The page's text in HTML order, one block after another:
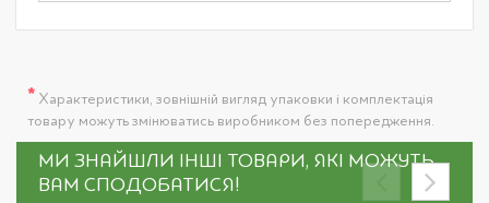
* Характеристики, зовнішній вигляд упаковки і комплектація
товару можуть змінюватись виробником без попередження.
МИ ЗНАЙШЛИ ІНШІ ТОВАРИ, ЯКІ МОЖУТЬ
ВАМ СПОДОБАТИСЯ!